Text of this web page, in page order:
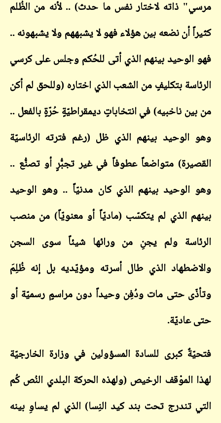
مرسي" ذاته لاختار نفس ما حدث) .. لأنه من الظُلم
كثيراً أن نضعه بين هؤلاء فهو لا يشبههم ولا يشبهونه ..
فهو الوحيد بينهم الذي أتى للحُكم وجلس على كرسي
الرئاسة بتكليفٍ من الشعب الذي اختاره (وللحق لم أكن
من بين ناخبيه) في انتخاباتٍ ديمقراطيّةٍ حُرّةٍ بالفعل ..
وهو الوحيد بينهم الذي ظل (رغم فترته الرئاسيّة
القصيرة) متواضعاً عطوفاً في غير تجبُّرٍ أو تصنُّع ..
وهو الوحيد بينهم الذي كان مدنيّاً .. وهو الوحيد
بينهم الذي لم يتكسّب (ماديّاً أو معنويّاً) من منصب
الرئاسة ولم يجنِ من ورائها شيئاً سوى السجن
والاضطهاد الذي طال أسرته ومؤيّديه بل إنه ظُلِمَ
وتأذّى حتى مات ودُفِن وحيداً دون مراسمٍ رسميّة أو
حتى عاديّة.
فتحيّةٌ كبرى للسادة المسؤولين في وزارة الخارجيّة
لهذا الموْقف الرخيص (ولهذه الحركة البلدي النُص كُم
التي تندرج تحت بند كيد النِسا) الذي لم يساوِ بينه